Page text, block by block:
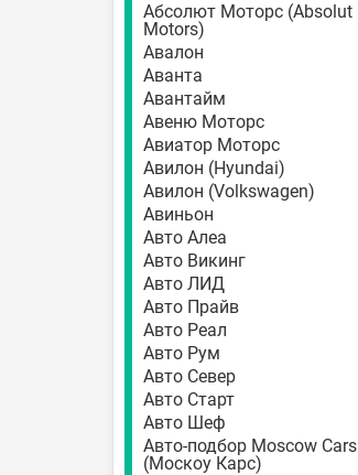
Абсолют Моторс (Absolut
Motors)
Авалон
Аванта
Авантайм
Авеню Моторс
Авиатор Моторс
Авилон (Hyundai)
Авилон (Volkswagen)
Авиньон
Авто Алеа
Авто Викинг
Авто ЛИД
Авто Прайв
Авто Реал
Авто Рум
Авто Север
Авто Старт
Авто Шеф
Авто-подбор Moscow Cars
(Москоу Карс)